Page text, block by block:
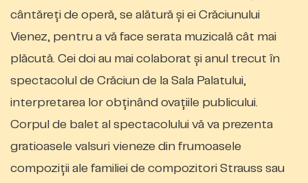
cântăreți de operă, se alătură și ei Crăciunului
Vienez, pentru a vă face serata muzicală cât mai
plăcută. Cei doi au mai colaborat și anul trecut în
spectacolul de Crăciun de la Sala Palatului,
interpretarea lor obținând ovațiile publicului.
Corpul de balet al spectacolului vă va prezenta
gratioasele valsuri vieneze din frumoasele
compoziții ale familiei de compozitori Strauss sau